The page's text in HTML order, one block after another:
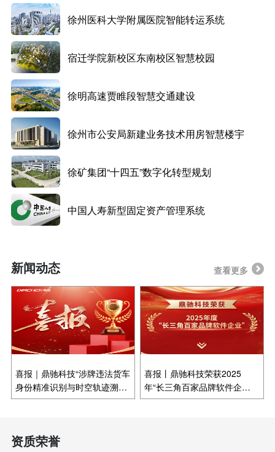
徐州医科大学附属医院智能转运系统
宿迁学院新校区东南校区智慧校园
徐明高速贾睢段智慧交通建设
徐州市公安局新建业务技术用房智慧楼宇
徐矿集团“十四五”数字化转型规划
中国人寿新型固定资产管理系统
新闻动态 查看更多
喜报｜鼎驰科技“涉牌违法货车
身份精准识别与时空轨迹溯
源”场景入选2025年度江苏省
喜报丨鼎驰科技荣获2025
年“长三角百家品牌软件企
业”称号！
资质荣誉